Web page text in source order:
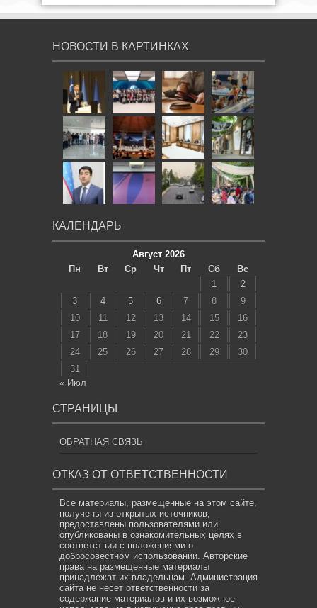
НОВОСТИ В КАРТИНКАХ
КАЛЕНДАРЬ
Август 2026
Пн
Вт Ср Чт Пт Сб
Вс
1
2
3
4 5 6 7 8
9
10
11 12 13 14 15
16
17
18 19 20 21 22
23
24
25 26 27 28 29
30
31
« Июл
СТРАНИЦЫ
ОБРАТНАЯ СВЯЗЬ
ОТКАЗ ОТ ОТВЕТСТВЕННОСТИ
Все материалы, размещенные на этом сайте,
получены из открытых источников,
предоставлены пользователями или
опубликованы в ознакомительных целях в
соответствии с положениями о
добросовестном использовании. Авторские
права на размещенные материалы
принадлежат их владельцам. Администрация
сайта не несет ответственности за
содержание материалов и их возможное